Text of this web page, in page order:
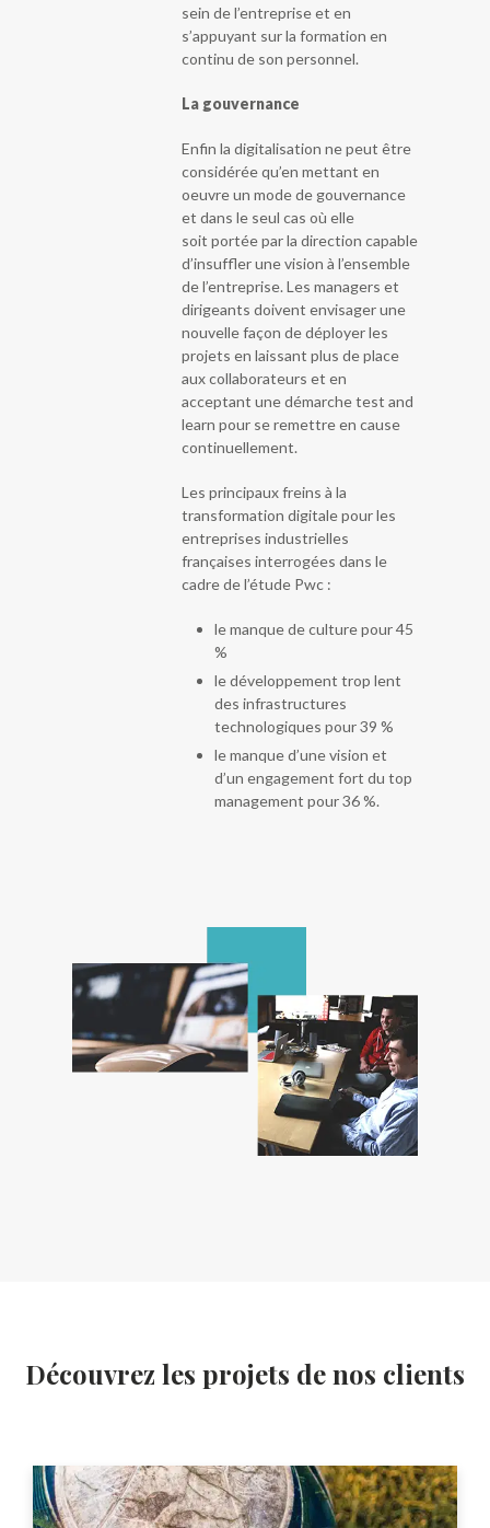
sein de l’entreprise et en
s’appuyant sur la formation en
continu de son personnel.
La gouvernance
Enfin la digitalisation ne peut être
considérée qu’en mettant en
oeuvre un mode de gouvernance
et dans le seul cas où elle
soit portée par la direction capable
d’insuffler une vision à l’ensemble
de l’entreprise. Les managers et
dirigeants doivent envisager une
nouvelle façon de déployer les
projets en laissant plus de place
aux collaborateurs et en
acceptant une démarche test and
learn pour se remettre en cause
continuellement.
Les principaux freins à la
transformation digitale pour les
entreprises industrielles
françaises interrogées dans le
cadre de l’étude Pwc :
le manque de culture pour 45
%
le développement trop lent
des infrastructures
technologiques pour 39 %
le manque d’une vision et
d’un engagement fort du top
management pour 36 %.
Découvrez les projets de nos clients